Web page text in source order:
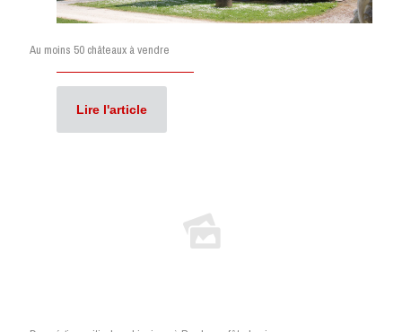
Au moins 50 châteaux à vendre
Lire l'article